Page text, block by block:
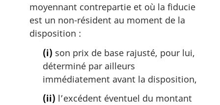
moyennant contrepartie et où la fiducie
est un non-résident au moment de la
disposition :
(i) son prix de base rajusté, pour lui,
déterminé par ailleurs
immédiatement avant la disposition,
(ii) l’excédent éventuel du montant